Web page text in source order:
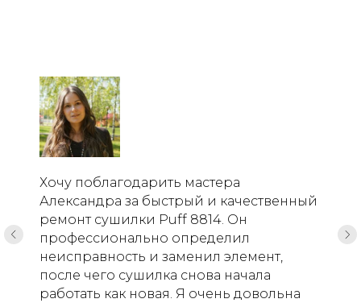
Хочу поблагодарить мастера
Александра за быстрый и качественный
ремонт сушилки Puff 8814. Он
профессионально определил
неисправность и заменил элемент,
после чего сушилка снова начала
работать как новая. Я очень довольна